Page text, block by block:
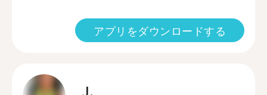
アプリをダウンロードする
J.